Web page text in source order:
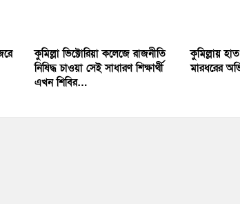
কুমিল্লা ভিক্টোরিয়া কলেজে রাজনীতি
নিষিদ্ধ চাওয়া সেই সাধারণ শিক্ষার্থী
এখন শিবির…
কুমিল্লায় হাত
মারধরের